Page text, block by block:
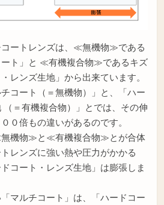
ートレンズは、≪無機物≫である
ート」と ≪有機複合物≫であるキズ
レンズ生地」から出来ています。
コート（＝無機物）」と、「ハー
（＝有機複合物）」とでは、その伸
０倍もの違いがあるのです。
機物≫と≪有機複合物≫とが合体
レンズに強い熱や圧力がかかる
コート・レンズ生地」は膨張しま
マルチコート」は、「ハードコー